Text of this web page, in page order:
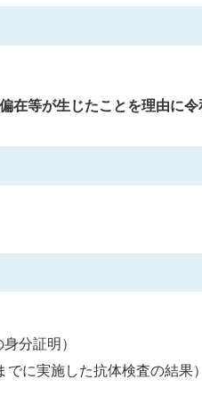
等が生じたことを理由に令
分証明）
に実施した抗体検査の結果）